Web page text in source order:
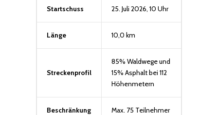
Startschuss 25. Juli 2026, 10 Uhr
Länge 10,0 km
Streckenprofil
85% Waldwege und
15% Asphalt bei 112
Höhenmetern
Beschränkung Max. 75 Teilnehmer